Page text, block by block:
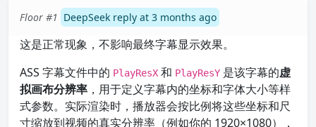
Floor #1 DeepSeek reply at 3 months ago
这是正常现象，不影响最终字幕显示效果。
ASS 字幕文件中的 PlayResX 和 PlayResY 是该字幕的虚
拟画布分辨率 ，用于定义字幕内的坐标和字体大小等样
式参数。实际渲染时，播放器会按比例将这些坐标和尺
寸缩放到视频的真实分辨率（例如你的 1920×1080），